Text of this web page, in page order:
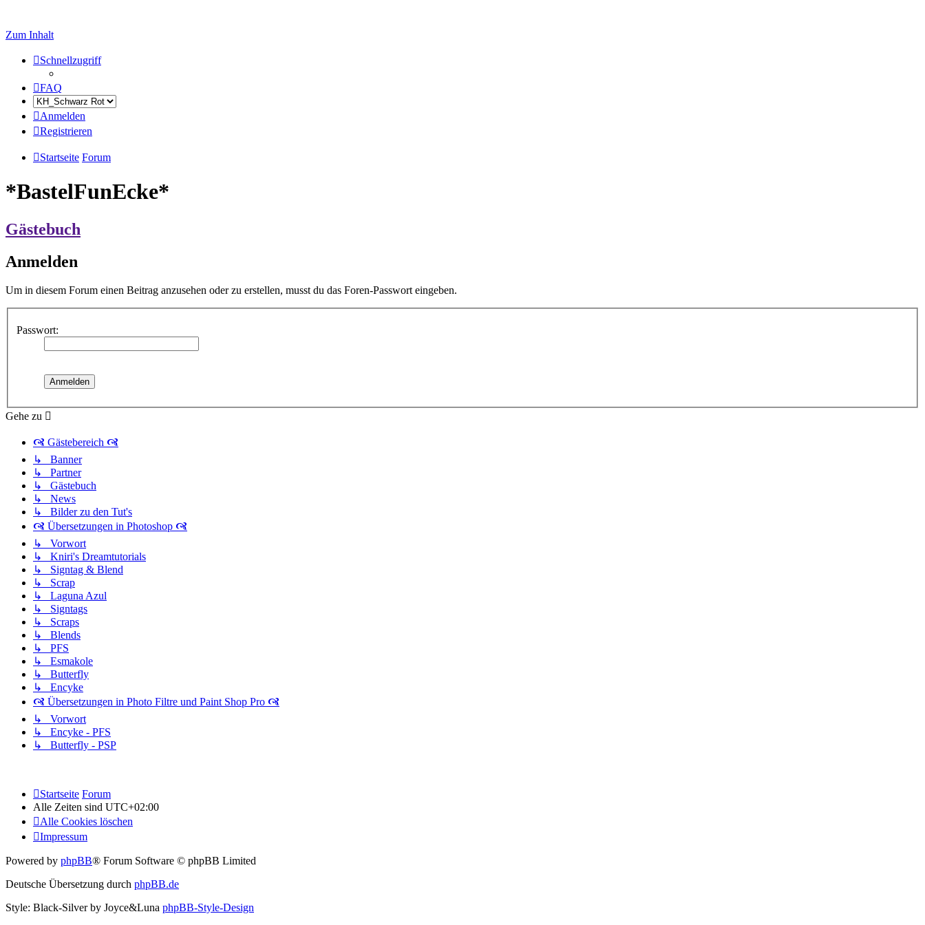
Zum Inhalt
Schnellzugriff
FAQ
Anmelden
Registrieren
Startseite Forum
*BastelFunEcke*
Gästebuch
Anmelden
Um in diesem Forum einen Beitrag anzusehen oder zu erstellen, musst du das Foren-Passwort eingeben.
Passwort:
Gehe zu
🙧 Gästebereich 🙧
↳ Banner
↳ Partner
↳ Gästebuch
↳ News
↳ Bilder zu den Tut's
🙧 Übersetzungen in Photoshop 🙧
↳ Vorwort
↳ Kniri's Dreamtutorials
↳ Signtag & Blend
↳ Scrap
↳ Laguna Azul
↳ Signtags
↳ Scraps
↳ Blends
↳ PFS
↳ Esmakole
↳ Butterfly
↳ Encyke
🙧 Übersetzungen in Photo Filtre und Paint Shop Pro 🙧
↳ Vorwort
↳ Encyke - PFS
↳ Butterfly - PSP
Startseite Forum
Alle Zeiten sind UTC+02:00
Alle Cookies löschen
Impressum
Powered by phpBB® Forum Software © phpBB Limited
Deutsche Übersetzung durch phpBB.de
Style: Black-Silver by Joyce&Luna phpBB-Style-Design